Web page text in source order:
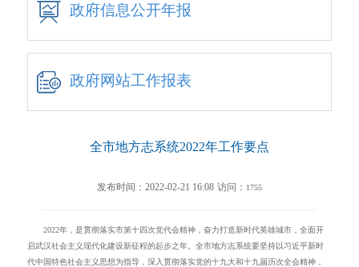
政府信息公开年报
政府网站工作报表
全市地方志系统2022年工作要点
发布时间：2022-02-21 16:08 访问： 1755
2022年，是贯彻落实市第十四次党代会精神，奋力打造新时代英雄城市，全面开
启武汉社会主义现代化建设新征程的起步之年。全市地方志系统要坚持以习近平新时
代中国特色社会主义思想为指导，深入贯彻落实党的十九大和十九届历次全会精神，